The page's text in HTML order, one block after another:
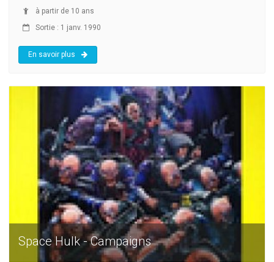
à partir de 10 ans
Sortie : 1 janv. 1990
En savoir plus
Space Hulk - Campaigns